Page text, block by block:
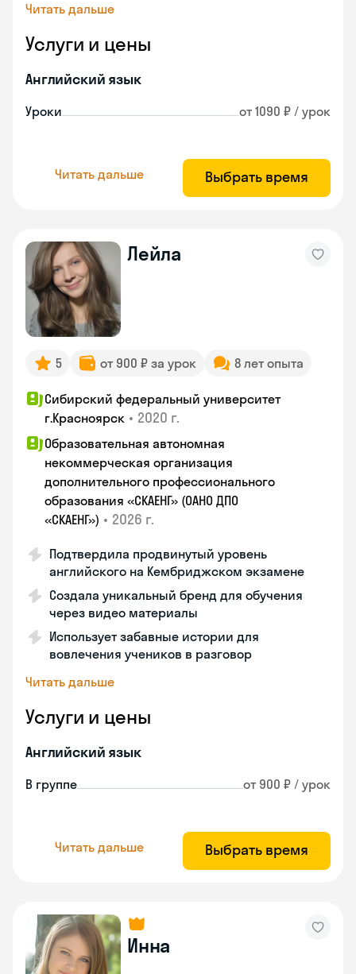
Читать дальше
Услуги и цены
Английский язык
Уроки от 1090 ₽ / урок
Читать дальше Выбрать время
Лейла
5 от 900 ₽ за урок 8 лет опыта
Сибирский федеральный университет
г.Красноярск • 2020 г.
Образовательная автономная
некоммерческая организация
дополнительного профессионального
образования «СКАЕНГ» (ОАНО ДПО
«СКАЕНГ») • 2026 г.
Подтвердила продвинутый уровень
английского на Кембриджском экзамене
Создала уникальный бренд для обучения
через видео материалы
Использует забавные истории для
вовлечения учеников в разговор
Читать дальше
Услуги и цены
Английский язык
В группе от 900 ₽ / урок
Читать дальше Выбрать время
Инна